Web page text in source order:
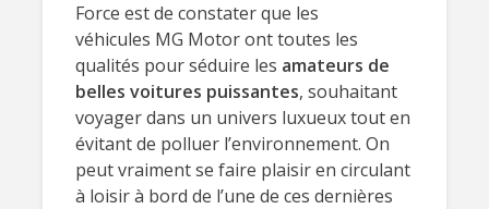
Force est de constater que les
véhicules MG Motor ont toutes les
qualités pour séduire les amateurs de
belles voitures puissantes, souhaitant
voyager dans un univers luxueux tout en
évitant de polluer l’environnement. On
peut vraiment se faire plaisir en circulant
à loisir à bord de l’une de ces dernières